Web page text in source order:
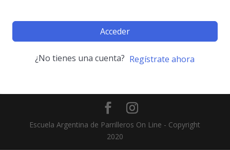
Acceder
¿No tienes una cuenta? Regístrate ahora
Escuela Argentina de Parrilleros On Line - Copyright
2020